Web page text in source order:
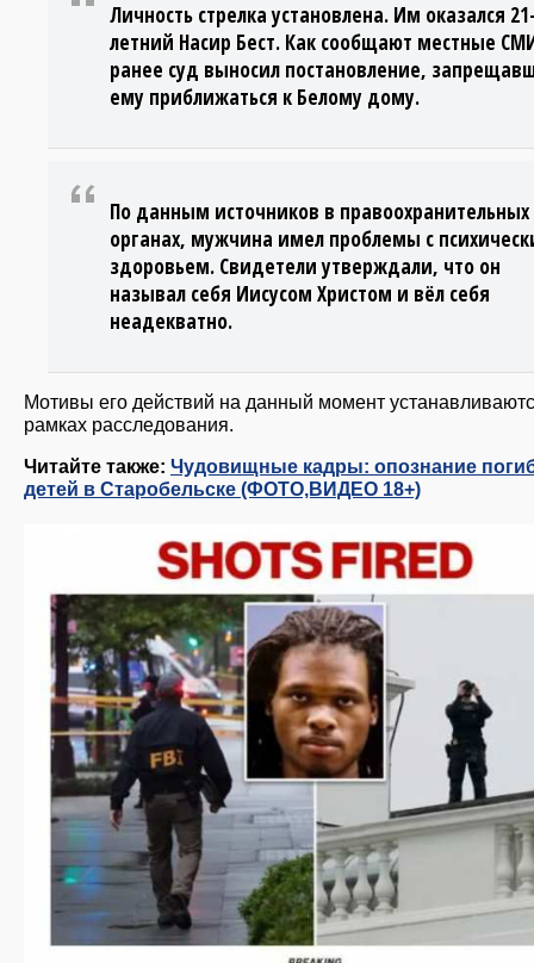
Личность стрелка установлена. Им оказался
летний Насир Бест. Как сообщают местные
ранее суд выносил постановление,
ему приближаться к Белому дому.
По данным источников в правоохранительных
органах, мужчина имел проблемы с
здоровьем. Свидетели утверждали, что он
называл себя Иисусом Христом и вёл себя
неадекватно.
Мотивы его действий на данный момент
рамках расследования.
Читайте также: Чудовищные кадры: опознание
детей в Старобельске (ФОТО,ВИДЕО 18+)